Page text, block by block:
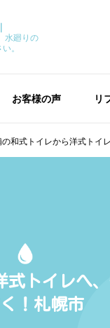
水廻りの
。
お客様の声 リ
の和式トイレから洋式トイ
式トイレへ
！札幌市